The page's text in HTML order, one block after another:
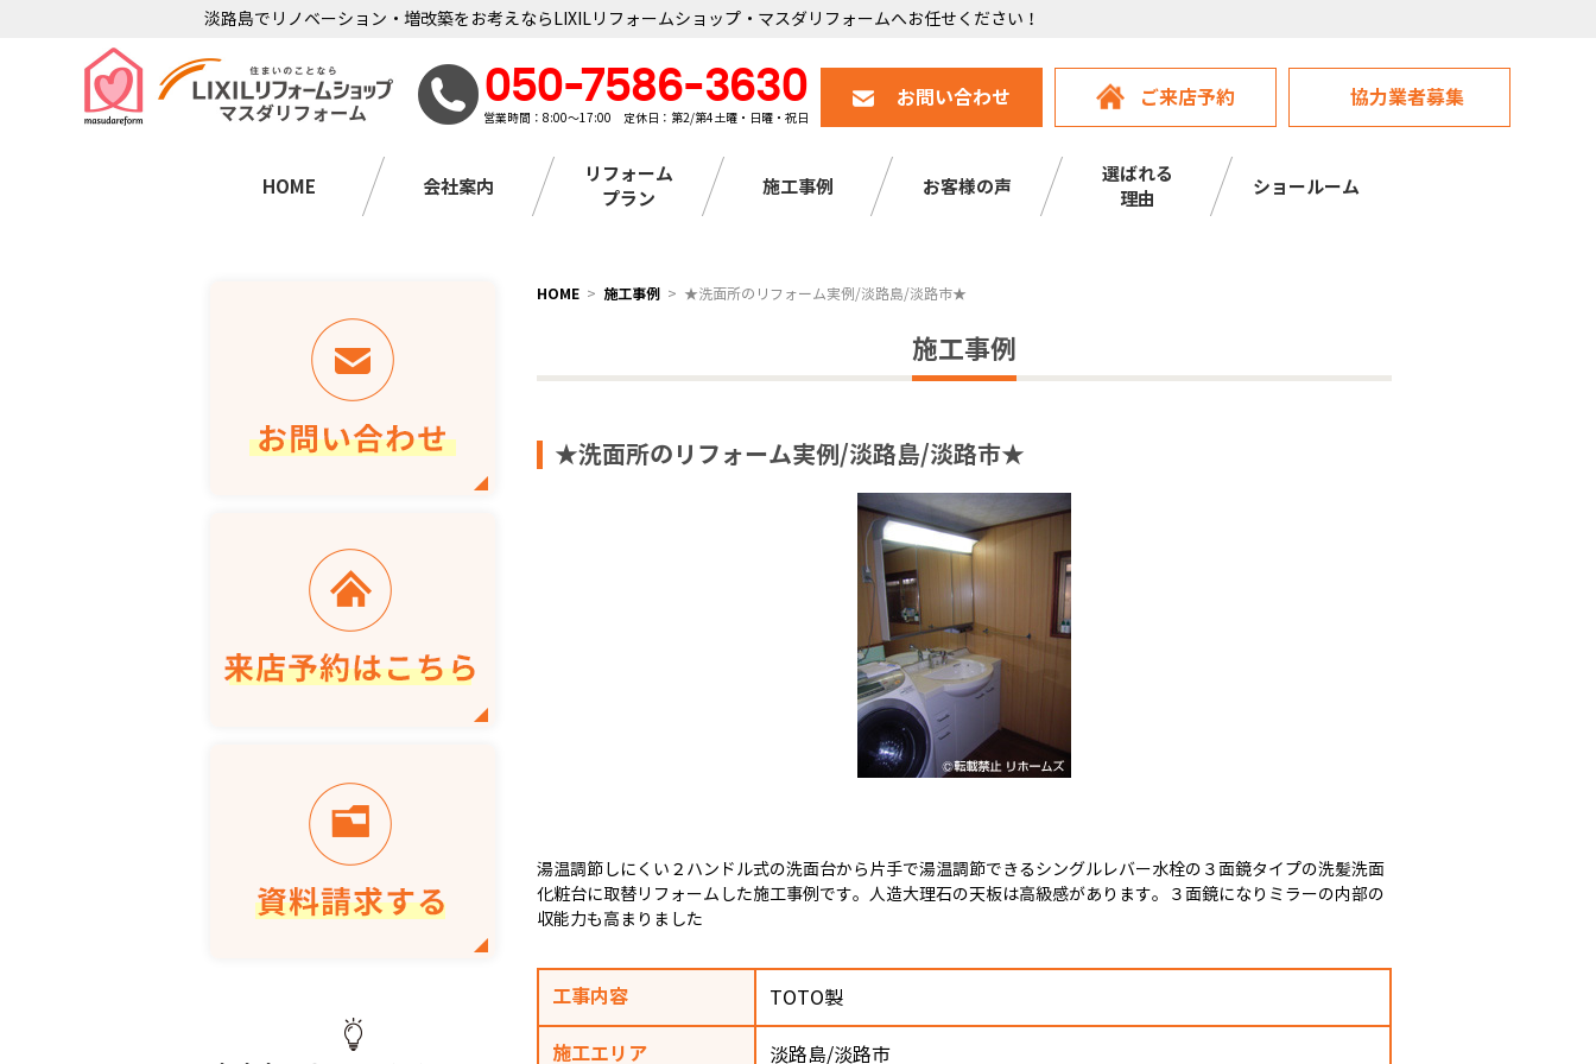
淡路島でリノベーション・増改築をお考えならLIXILリフォームショップ・マスダリフォームへお任せください！
050-7586-3630
営業時間：8:00～17:00 定休日：第2/第4土曜・日曜・祝日
お問い合わせ ご来店予約 協力業者募集
HOME 会社案内
リフォーム
プラン
施工事例 お客様の声
選ばれる
理由
ショールーム
HOME 施工事例 ★洗面所のリフォーム実例/淡路島/淡路市★
施工事例
★洗面所のリフォーム実例/淡路島/淡路市★
湯温調節しにくい２ハンドル式の洗面台から片手で湯温調節できるシングルレバー水栓の３面鏡タイプの洗髪洗面
化粧台に取替リフォームした施工事例です。人造大理石の天板は高級感があります。３面鏡になりミラーの内部の
収能力も高まりました
工事内容 TOTO製
施工エリア 淡路島/淡路市